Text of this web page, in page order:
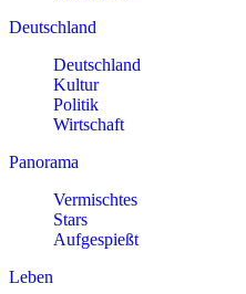
Deutschland
Deutschland
Kultur
Politik
Wirtschaft
Panorama
Vermischtes
Stars
Aufgespießt
Leben